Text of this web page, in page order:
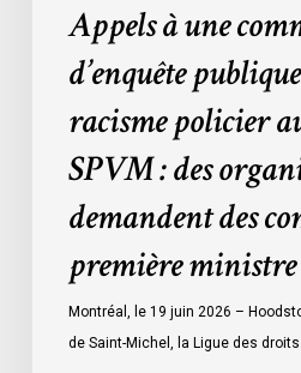
organisations
demandent
comptes
première
ministre
Appels à une
d’enquête
racisme policier
SPVM : des
demandent des
première ministre
Montréal, le 19 juin 2026 –
de Saint-Michel, la Ligue des